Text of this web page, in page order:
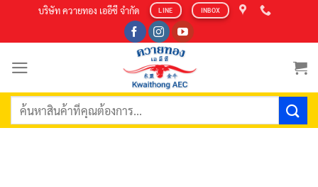
content
บริษัท ควายทอง เออีซี จำกัด LINE INBOX
ค้นหา: